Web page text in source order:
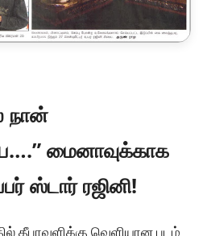
நான்
மைனாவுக்காக
ஸ்டார் ரஜினி!
தீபாவளிக்கு வெளியான படம்